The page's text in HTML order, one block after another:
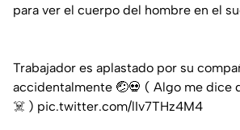
para ver el cuerpo del hombre en el
Trabajador es aplastado por su
accidentalmente 🤕💀 ( Algo me dice
☠️ ) pic.twitter.com/lIv7THz4M4